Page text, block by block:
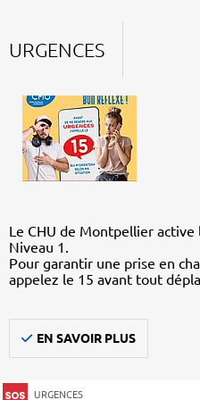
URGENCES
Le CHU de Montpellier active
Niveau 1.
Pour garantir une prise en
appelez le 15 avant tout
EN SAVOIR PLUS
URGENCES